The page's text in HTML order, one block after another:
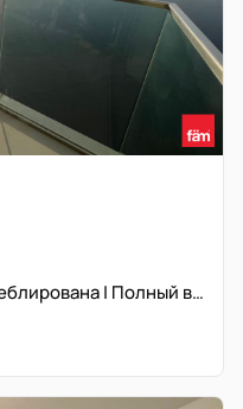
Высокий этаж | Полностью меблирована | Полный вид на небоскребы и воду